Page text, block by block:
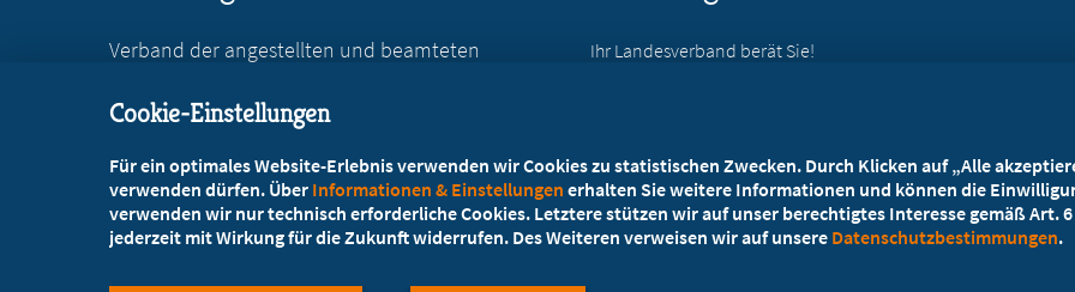
Verband der angestellten und beamteten
Reinhardtstr. 36
+49 30 746846-0
+49 30 746846-45
Ihr Landesverband berät Sie!
Cookie-Einstellungen
Für ein optimales Website-Erlebnis verwenden wir Cookies zu statistischen Zwecken. Durch Klicken auf „Alle
verwenden dürfen. Über Informationen & Einstellungen erhalten Sie weitere Informationen und können die
verwenden wir nur technisch erforderliche Cookies. Letztere stützen wir auf unser berechtigtes Interesse gemäß Art.
jederzeit mit Wirkung für die Zukunft widerrufen. Des Weiteren verweisen wir auf unsere Datenschutzbestimmungen.